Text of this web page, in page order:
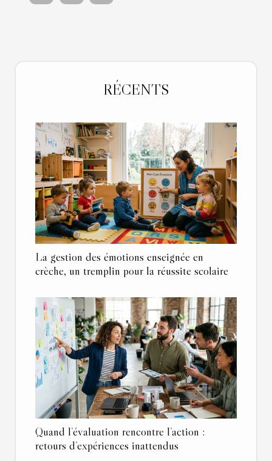
RÉCENTS
La gestion des émotions enseignée en
crèche, un tremplin pour la réussite scolaire
Quand l’évaluation rencontre l’action :
retours d’expériences inattendus